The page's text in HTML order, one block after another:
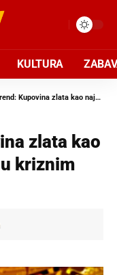
KULTURA
zlata kao najbolji način štednje u kriznim vremenima
zlata kao
kriznim